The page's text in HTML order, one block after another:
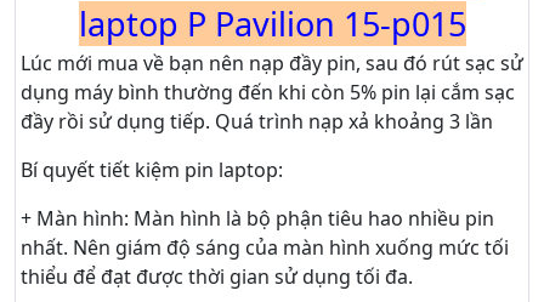
laptop P Pavilion 15-p015
Lúc mới mua về bạn nên nạp đầy pin, sau đó rút sạc sử
dụng máy bình thường đến khi còn 5% pin lại cắm sạc
đầy rồi sử dụng tiếp. Quá trình nạp xả khoảng 3 lần
Bí quyết tiết kiệm pin laptop:
+ Màn hình: Màn hình là bộ phận tiêu hao nhiều pin
nhất. Nên giám độ sáng của màn hình xuống mức tối
thiểu để đạt được thời gian sử dụng tối đa.